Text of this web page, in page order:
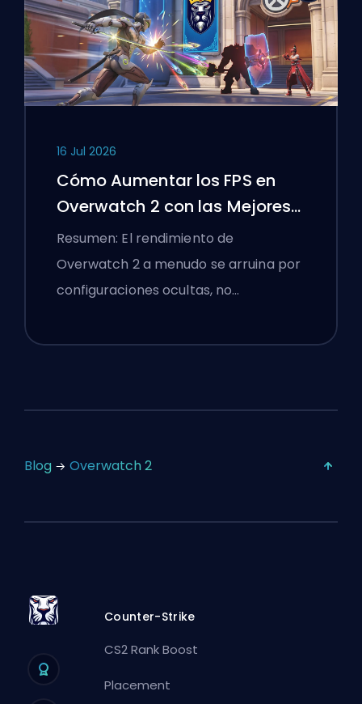
16 Jul 2026
Cómo Aumentar los FPS en
Overwatch 2 con las Mejores
Configuraciones
Resumen: El rendimiento de
Overwatch 2 a menudo se arruina por
configuraciones ocultas, no…
Blog Overwatch 2
Counter-Strike
CS2 Rank Boost
Placement